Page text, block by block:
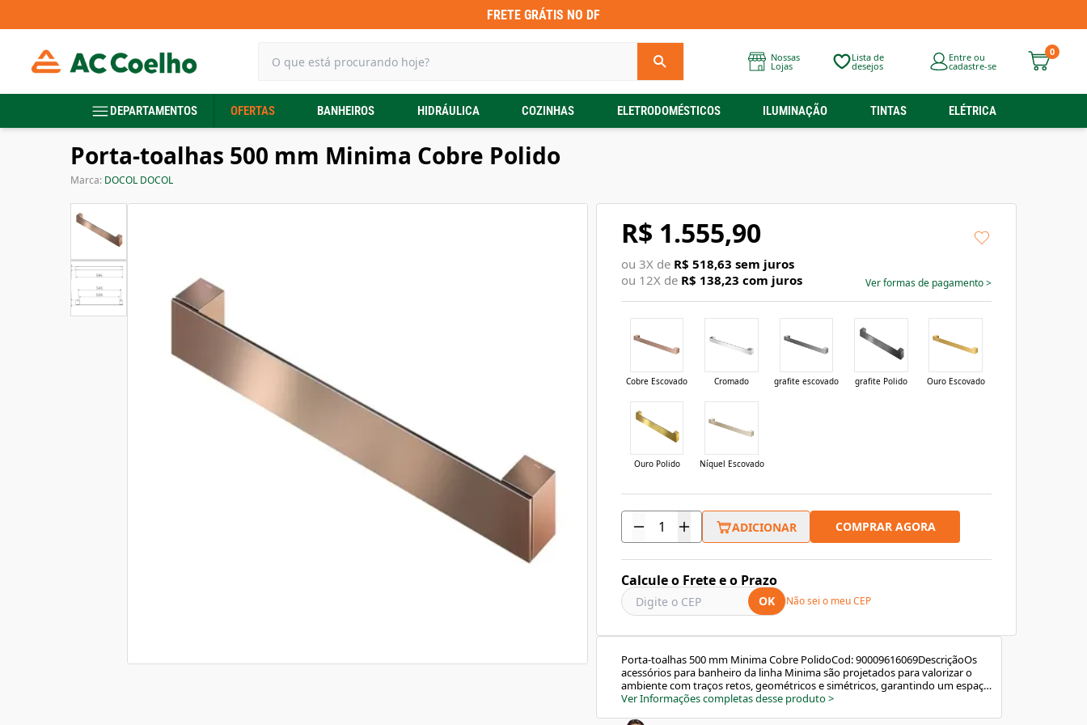
FRETE GRÁTIS NO DF
Nossas
Lojas
Lista de
desejos
Entre ou
cadastre-se
0
DEPARTAMENTOS OFERTAS BANHEIROS HIDRÁULICA COZINHAS ELETRODOMÉSTICOS ILUMINAÇÃO TINTAS ELÉTRICA
Porta-toalhas 500 mm Minima Cobre Polido
Marca: DOCOL DOCOL
R$ 1.555,90
ou 3X de R$ 518,63 sem juros
ou 12X de R$ 138,23 com juros Ver formas de pagamento>
Cobre Escovado Cromado grafite escovado grafite Polido Ouro Escovado
Ouro Polido Níquel Escovado
ADICIONAR COMPRAR AGORA
Calcule o Frete e o Prazo
OK Não sei o meu CEP
Porta-toalhas 500 mm Minima Cobre PolidoCod: 90009616069DescriçãoOs
acessórios para banheiro da linha Minima são projetados para valorizar o
ambiente com traços retos, geométricos e simétricos, garantindo um espaço
sofisticado, simples e preciso. O porta-toalha de 500 milímetros de
Ver Informações completas desse produto>